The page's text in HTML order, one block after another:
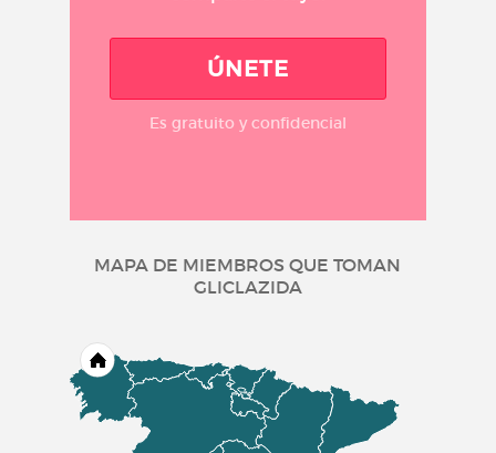
ÚNETE
Es gratuito y confidencial
MAPA DE MIEMBROS QUE TOMAN
GLICLAZIDA